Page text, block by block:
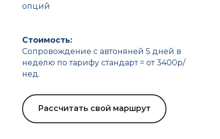
опций
Стоимость:
Сопровождение с автоняней 5 дней в
неделю по тарифу стандарт = от 3400р/
нед .
Рассчитать свой маршрут